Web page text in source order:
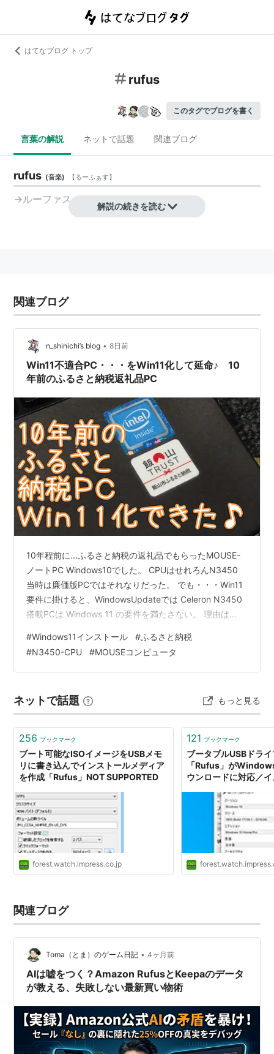
はてなブログ トップ
rufus
このタグでブログを書く
言葉の解説 ネットで話題 関連ブログ
rufus (音楽) 【るーふぁす】
→ルーファス
解説の続きを読む
関連ブログ
n_shinichi’s blog • 8日前
Win11不適合PC・・・をWin11化して延命♪ 10
年前のふるさと納税返礼品PC
10年程前に...ふるさと納税の返礼品でもらったMOUSE-
ノートPC Windows10でした。 CPUはせれろんN3450
当時は廉価版PCではそれなりだった。 でも・・・Win11
要件に掛けると、WindowsUpdateでは Celeron N3450
搭載PCは Windows 11 の要件を満たさない。 理由は
点。 フツーに普段の使用では困らないPCなんだけど、
Win10サポートが終わった現在は インターネットを使う
場合は怪しいサイトに行かなくてもリスクが 高まるとの
#Windows11インストール #ふるさと納税
#N3450-CPU #MOUSEコンピュータ
ネットで話題 もっと見る
256 ブックマーク
ブート可能なISOイメージをUSBメモ
リに書き込んでインストールメディア
を作成「Rufus」NOT SUPPORTED
forest.watch.impress.co.jp
121 ブックマーク
ブータブルUSBドラ
「Rufus」が
ウンロードに対応／
込みまでがこれ一本で
関連ブログ
Toma（とま）のゲーム日記 • 4ヶ月前
AIは嘘をつく？Amazon RufusとKeepaのデータ
が教える、失敗しない最新買い物術